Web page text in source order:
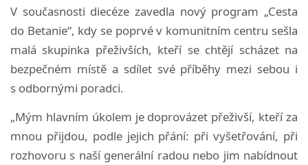
V současnosti diecéze zavedla nový program „Cesta
do Betanie“, kdy se poprvé v komunitním centru sešla
malá skupinka přeživších, kteří se chtějí scházet na
bezpečném místě a sdílet své příběhy mezi sebou i
s odbornými poradci.
„Mým hlavním úkolem je doprovázet přeživší, kteří za
mnou přijdou, podle jejich přání: při vyšetřování, při
rozhovoru s naší generální radou nebo jim nabídnout